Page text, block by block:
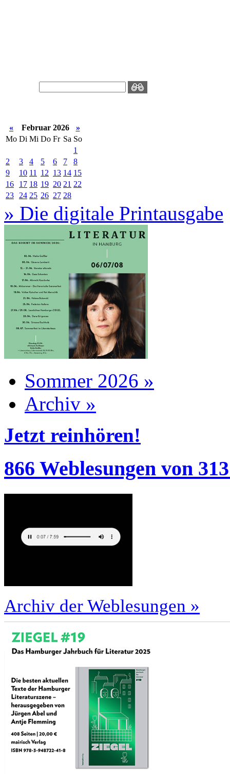
« Februar 2026
»
Mo Di Mi Do Fr Sa So
1
2
3 4 5 6 7
8
9
10 11 12 13 14 15
16
17 18 19 20 21 22
23
24 25 26 27 28
» Die digitale Printausgabe
Sommer 2026 »
Archiv »
Jetzt reinhören!
866 Weblesungen von
Archiv der Weblesungen »